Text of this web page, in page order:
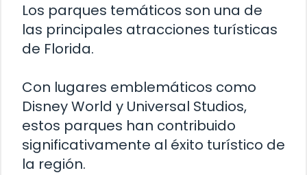
Los parques temáticos son una de
las principales atracciones turísticas
de Florida.
Con lugares emblemáticos como
Disney World y Universal Studios,
estos parques han contribuido
significativamente al éxito turístico de
la región.